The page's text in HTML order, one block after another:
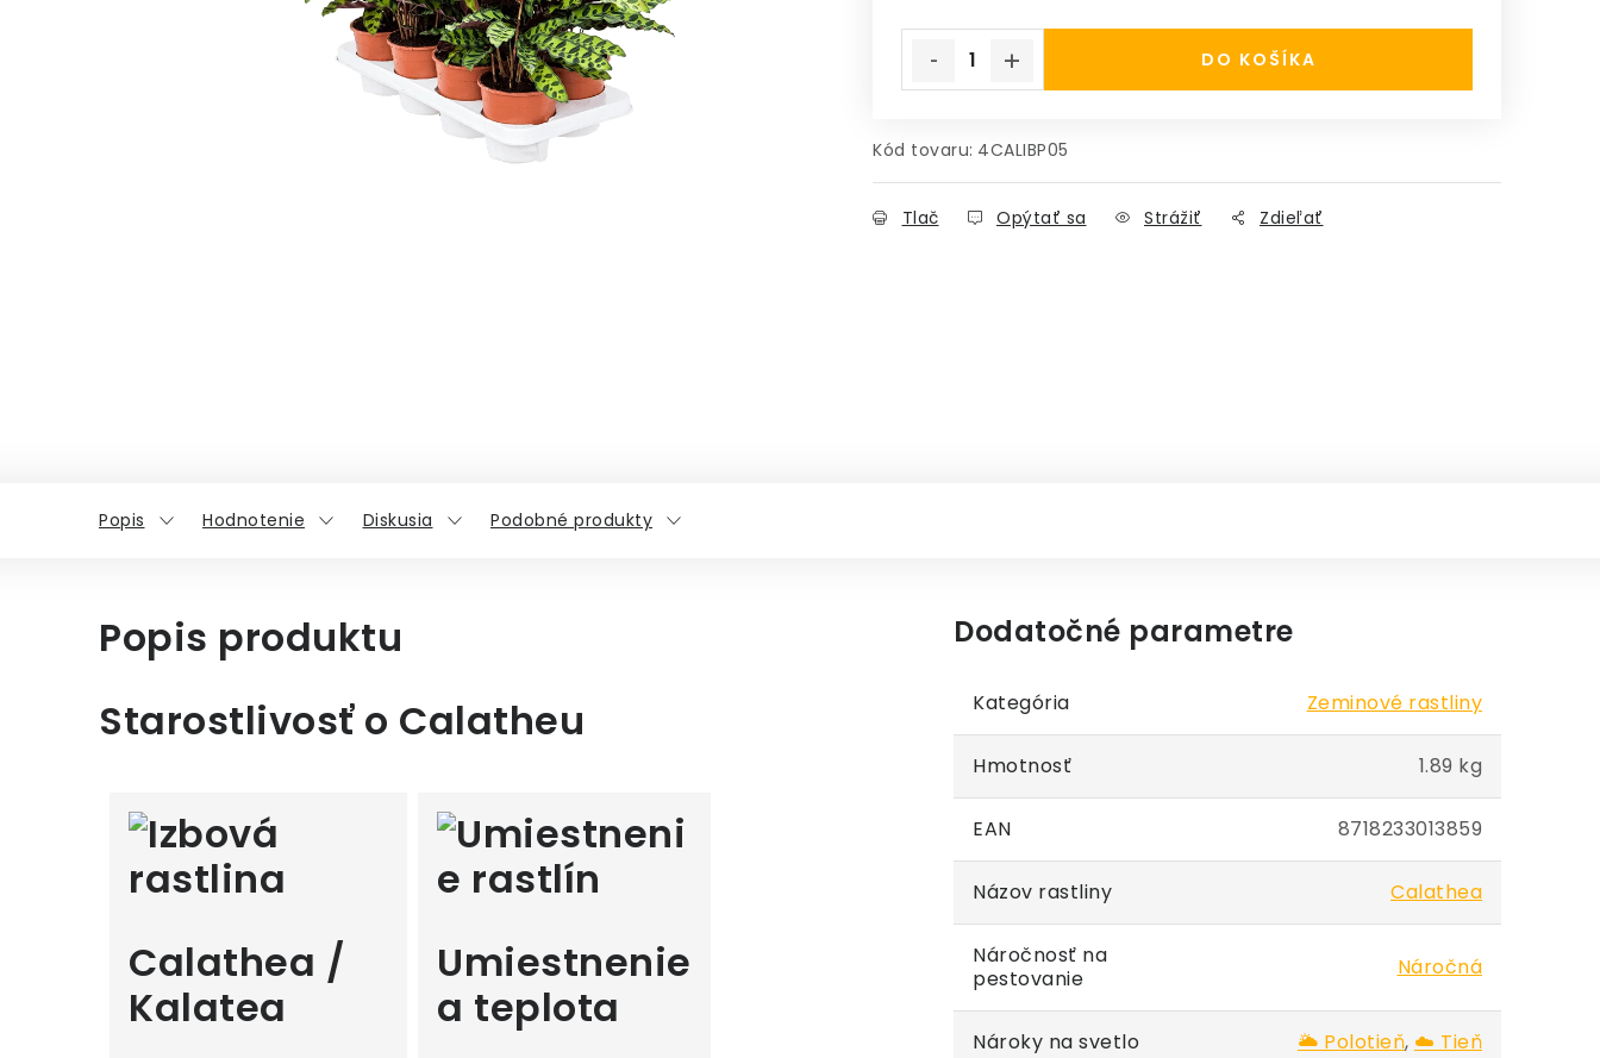
DO KOŠÍKA
Kód tovaru: 4CALIBP05
Tlač Opýtať sa Strážiť Zdieľať
Popis Hodnotenie Diskusia Podobné produkty
Popis produktu
Starostlivosť o Calatheu
Calathea /
Kalatea
Umiestnenie
a teplota
Dodatočné parametre
Kategória Zeminové rastliny
Hmotnosť 1.89 kg
EAN 8718233013859
Názov rastliny Calathea
Náročnosť na
pestovanie
Náročná
Nároky na svetlo 🌥️ Polotieň, ☁️ Tieň